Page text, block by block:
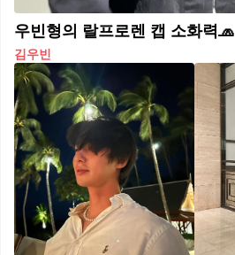
우빈형의 랄프로렌 캡 소화력🧢
김우빈